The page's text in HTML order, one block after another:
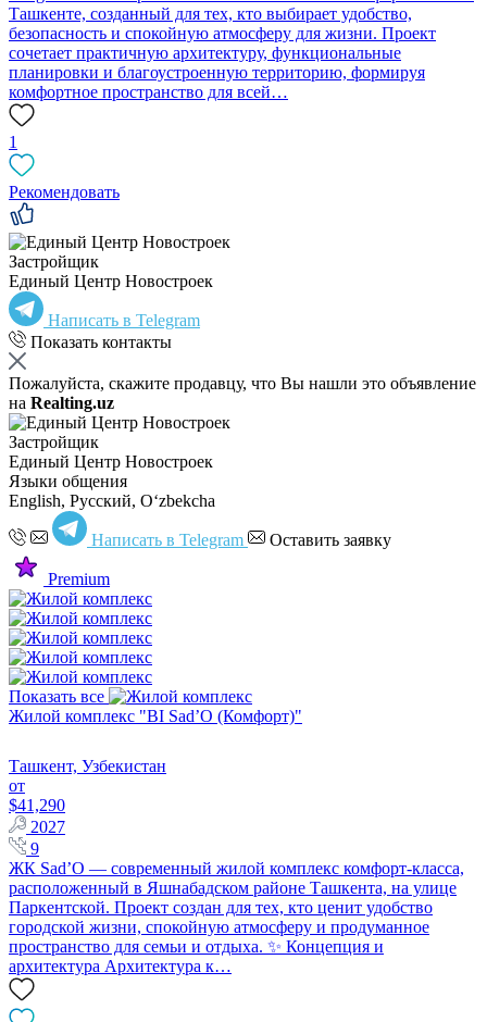
Ташкенте, созданный для тех, кто выбирает удобство,
безопасность и спокойную атмосферу для жизни. Проект
сочетает практичную архитектуру, функциональные
планировки и благоустроенную территорию, формируя
комфортное пространство для всей…
1
Рекомендовать
Застройщик
Единый Центр Новостроек
Написать в Telegram
Показать контакты
Пожалуйста, скажите продавцу, что Вы нашли это объявление
на Realting.uz
Застройщик
Единый Центр Новостроек
Языки общения
English, Русский, Oʻzbekcha
Написать в Telegram Оставить заявку
Premium
Показать все
Жилой комплекс "BI Sad’O (Комфорт)"
Ташкент, Узбекистан
от
$41,290
2027
9
ЖК Sad’O — современный жилой комплекс комфорт-класса,
расположенный в Яшнабадском районе Ташкента, на улице
Паркентской. Проект создан для тех, кто ценит удобство
городской жизни, спокойную атмосферу и продуманное
пространство для семьи и отдыха. ✨ Концепция и
архитектура Архитектура к…